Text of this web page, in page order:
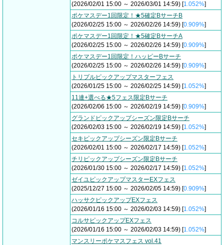
(2026/02/01 15:00 ～ 2026/03/01 14:59) [1.052%]
ポケマスデー1回限定！★5確定BサーチB
(2026/02/25 15:00 ～ 2026/02/26 14:59) [0.909%]
ポケマスデー1回限定！★5確定BサーチA
(2026/02/25 15:00 ～ 2026/02/26 14:59) [0.909%]
ポケマスデー1回限定！ハッピーBサーチ
(2026/02/25 15:00 ～ 2026/02/26 14:59) [0.909%]
トリプルピックアップマスターフェス
(2026/01/25 15:00 ～ 2026/02/25 14:59) [1.052%]
11連+選べる★5フェス限定Bサーチ
(2026/02/06 15:00 ～ 2026/02/19 14:59) [0.909%]
グランドピックアップシーズン限定Bサーチ
(2026/02/03 15:00 ～ 2026/02/19 14:59) [1.052%]
セキピックアップシーズン限定Bサーチ
(2026/02/01 15:00 ～ 2026/02/17 14:59) [1.052%]
チリピックアップシーズン限定Bサーチ
(2026/01/30 15:00 ～ 2026/02/17 14:59) [1.052%]
ゼイユピックアップマスターEXフェス
(2025/12/27 15:00 ～ 2026/02/05 14:59) [0.909%]
ハッサクピックアップEXフェス
(2026/01/16 15:00 ～ 2026/02/03 14:59) [1.052%]
コルサピックアップEXフェス
(2026/01/16 15:00 ～ 2026/02/03 14:59) [1.052%]
マンスリーポケマスフェス vol.41